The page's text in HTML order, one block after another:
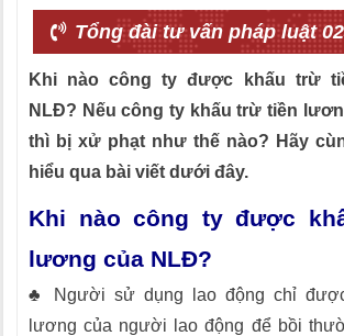
Tổng đài tư vấn pháp luật
Khi nào công ty được khấu trừ
NLĐ? Nếu công ty khấu trừ tiền
thì bị xử phạt như thế nào? Hãy
hiểu qua bài viết dưới đây.
Khi nào công ty được
lương của NLĐ?
♣ Người sử dụng lao động chỉ
lương của người lao động để bồi